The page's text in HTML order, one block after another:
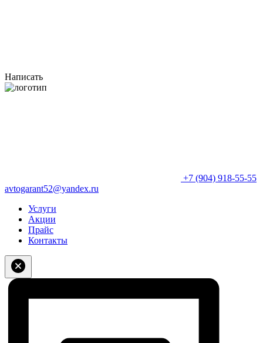
Написать
+7 (904) 918-55-55
avtogarant52@yandex.ru
Услуги
Акции
Прайс
Контакты